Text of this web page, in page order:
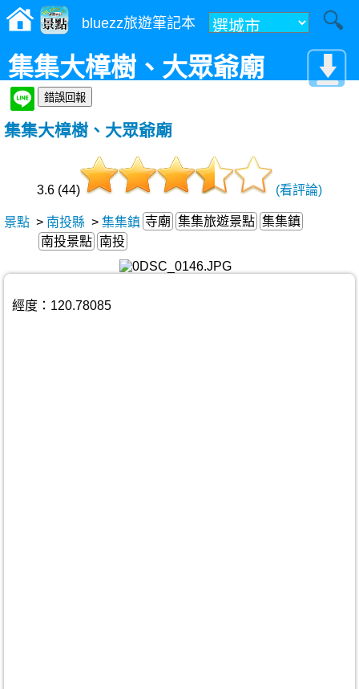
bluezz旅遊筆記本
集集大樟樹、大眾爺廟
集集大樟樹、大眾爺廟
3.6 (44) (看評論)
景點 > 南投縣 > 集集鎮 寺廟 集集旅遊景點 集集鎮
南投景點 南投
經度：120.78085